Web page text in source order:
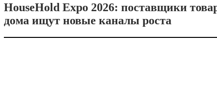
HouseHold Expo 2026: поставщики
дома ищут новые каналы роста